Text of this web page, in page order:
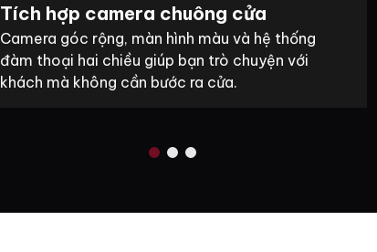
Tích hợp camera chuông cửa
Camera góc rộng, màn hình màu và hệ thống
đàm thoại hai chiều giúp bạn trò chuyện với
khách mà không cần bước ra cửa.